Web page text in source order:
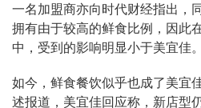
一名加盟商亦向时代财经指出，
拥有由于较高的鲜食比例，因此
中，受到的影响明显小于美宜佳。
如今，鲜食餐饮似乎也成了美宜
述报道，美宜佳回应称，新店型